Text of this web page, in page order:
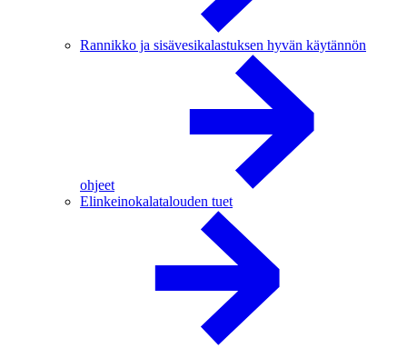
Rannikko ja sisävesikalastuksen hyvän käytännön
ohjeet
Elinkeinokalatalouden tuet